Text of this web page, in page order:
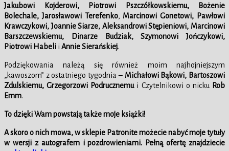
Jakubowi Kojderowi, Piotrowi Pszczółkowskiemu, Bożenie
Bolechale, Jarosławowi Terefenko, Marcinowi Gonetowi, Pawłowi
Krawczykowi, Joannie Siarze, Aleksandrowi Stępieniowi, Marcinowi
Barszczewskiemu, Dinarze Budziak, Szymonowi Jończykowi,
Piotrowi Habeli i Annie Sierańskiej.
Podziękowania należą się również moim najhojniejszym
„kawoszom” z ostatniego tygodnia – Michałowi Bąkowi, Bartoszowi
Zdulskiemu, Grzegorzowi Podrucznemui Czytelnikowi o nicku Rob
Emm.
To dzięki Wam powstają także moje książki!
A skoro o nich mowa,w sklepie Patronite możecie nabyć moje tytuły
w wersji z autografem i pozdrowieniami. Pełną ofertę znajdziecie